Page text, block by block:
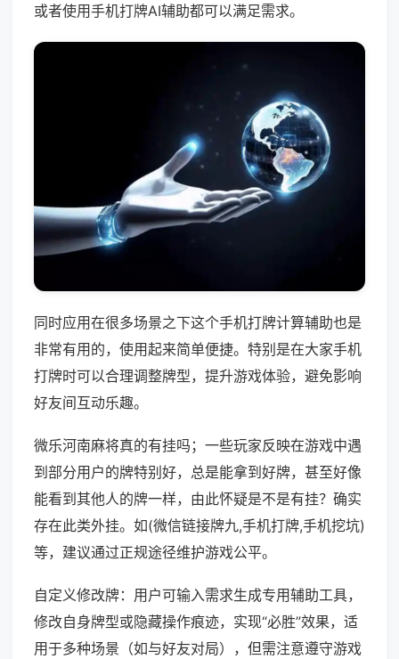
或者使用手机打牌AI辅助都可以满足需求。
同时应用在很多场景之下这个手机打牌计算辅助也是
非常有用的，使用起来简单便捷。特别是在大家手机
打牌时可以合理调整牌型，提升游戏体验，避免影响
好友间互动乐趣。
微乐河南麻将真的有挂吗；一些玩家反映在游戏中遇
到部分用户的牌特别好，总是能拿到好牌，甚至好像
能看到其他人的牌一样，由此怀疑是不是有挂？确实
存在此类外挂。如(微信链接牌九,手机打牌,手机挖坑)
等，建议通过正规途径维护游戏公平。
自定义修改牌：用户可输入需求生成专用辅助工具，
修改自身牌型或隐藏操作痕迹，实现“必胜”效果，适
用于多种场景（如与好友对局），但需注意遵守游戏